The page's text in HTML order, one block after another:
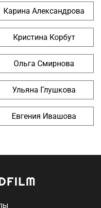
Карина Александрова
Кристина Корбут
Ольга Смирнова
Ульяна Глушкова
Евгения Ивашова